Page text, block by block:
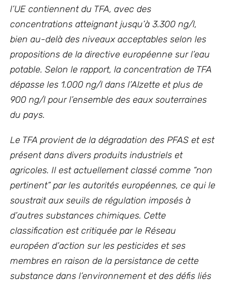
l’UE contiennent du TFA, avec des
concentrations atteignant jusqu’à 3.300 ng/l,
bien au-delà des niveaux acceptables selon les
propositions de la directive européenne sur l’eau
potable. Selon le rapport, la concentration de TFA
dépasse les 1.000 ng/l dans l’Alzette et plus de
900 ng/l pour l’ensemble des eaux souterraines
du pays.
Le TFA provient de la dégradation des PFAS et est
présent dans divers produits industriels et
agricoles. Il est actuellement classé comme “non
pertinent” par les autorités européennes, ce qui le
soustrait aux seuils de régulation imposés à
d’autres substances chimiques. Cette
classification est critiquée par le Réseau
européen d’action sur les pesticides et ses
membres en raison de la persistance de cette
substance dans l’environnement et des défis liés